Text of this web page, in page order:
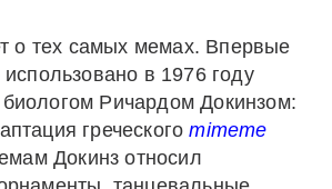
о тех самых мемах. Впервые
в 1976 году
Ричардом Докинзом:
греческогоmimeme
Докинз относил